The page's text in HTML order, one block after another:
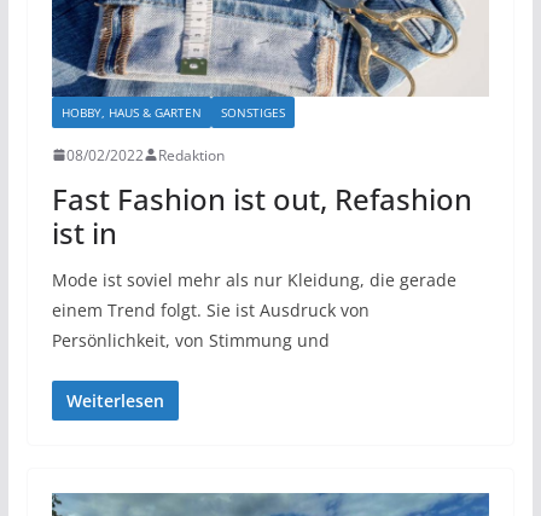
HOBBY, HAUS & GARTEN SONSTIGES
08/02/2022 Redaktion
Fast Fashion ist out, Refashion
ist in
Mode ist soviel mehr als nur Kleidung, die gerade
einem Trend folgt. Sie ist Ausdruck von
Persönlichkeit, von Stimmung und
Weiterlesen